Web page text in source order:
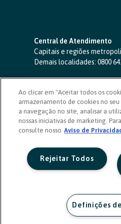
Central de Atendimento
Capitais e regiões
Demais localidades: 0800
SAC 24 horas-0800 724 4420
Ouvidoria
0800 725 0996
(de segunda
ouvidoriasicoob.com.br
Deficientes auditivos ou de
Ao clicar em "Aceitar todos os
armazenamento de cookies no
a navegação no site, analisar a
nossas iniciativas de marketing.
consulte nosso Aviso de
Rejeitar Todos
Definições